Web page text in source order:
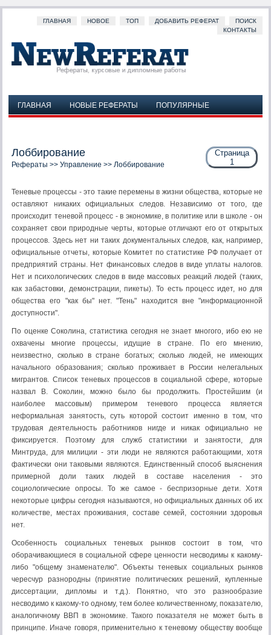
ГЛАВНАЯ НОВОЕ ТОП ДОБАВИТЬ РЕФЕРАТ
ПОИСК
КОНТАКТЫ
ГЛАВНАЯ НОВЫЕ РЕФЕРАТЫ
ПОПУЛЯРНЫЕ
Страница
1
Лоббирование
Рефераты >> Управление >> Лоббирование
Теневые процессы - это такие перемены в жизни общества, которые не
оставляют никаких официальных следов. Независимо от того, где
происходит теневой процесс - в экономике, в политике или в школе - он
сохраняет свои природные черты, которые отличают его от открытых
процессов. Здесь нет ни таких документальных следов, как, например,
официальные отчеты, которые Комитет по статистике РФ получает от
предприятий страны. Нет финансовых следов в виде упла­ты налогов.
Нет и психологических следов в виде массовых реакций людей (таких,
как забастовки, демонстрации, пикеты). То есть процесс идет, но для
общества его "как бы" нет. "Тень" находится вне "информационной
доступности".
По оценке Соколина, статистика сегодня не знает многого, ибо ею не
охвачены многие процессы, идущие в стране. По его мнению,
неизвестно, сколько в стране богатых; сколько людей, не имеющих
начального образования; сколько проживает в России нелегальных
мигран­тов. Список теневых процессов в социальной сфере, которые
назвал В. Соколин, можно было бы продолжить. Простейшим (и
наиболее массовым) примером теневого процесса является
неформальная занятость, суть которой состоит именно в том, что
трудовая деятельность работников нигде и никак официально не
фиксируется. Поэтому для служб статистики и занятости, для
Минтруда, для милиции - эти люди не являются работающими, хотя
фактически они таковыми являются. Единственный способ выяснения
примерной доли таких людей в составе населения - это
социологические опросы. То же самое - беспризорные дети. Хотя
некоторые цифры сегодня называются, но официальных данных об их
количестве, местах проживания, составе семей, состоянии здоровья
нет.
Особенность социальных теневых рынков состоит в том, что
оборачивающиеся в социальной сфере ценности несводимы к какому-
либо "общему знаменателю". Объекты теневых социальных рынков
чересчур разнородны (принятие политических решений, купленные
диссертации, дипломы и т.д.). Понятно, что это разнообразие
несводимо к какому-то одному, тем более количественному, показателю,
аналогич­ному ВВП в экономике. Такого показателя не может быть в
принципе. Иначе говоря, применительно к теневому обществу вообще